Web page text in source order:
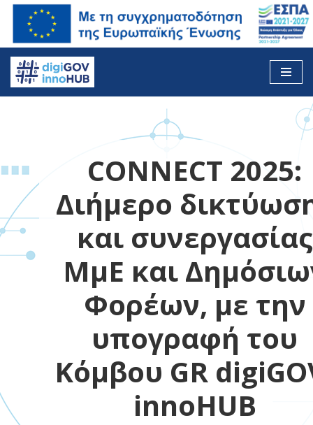
to
content
CONNECT 2025:
Διήμερο
και συνεργασίας
ΜμΕ και
Φορέων, με την
υπογραφή του
Κόμβου GR
innoHUB